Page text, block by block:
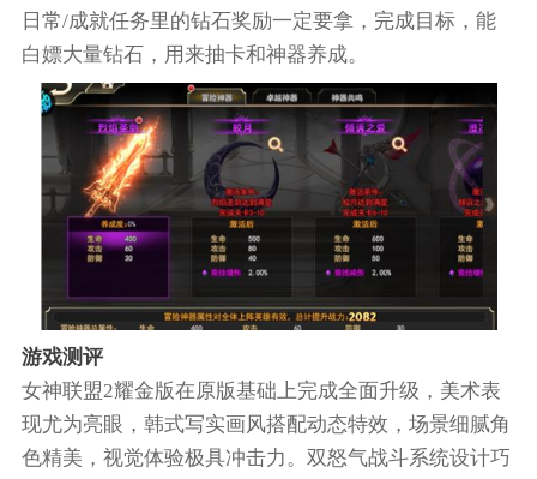
日常/成就任务里的钻石奖励一定要拿，完成目标，能
白嫖大量钻石，用来抽卡和神器养成。
游戏测评
女神联盟2耀金版在原版基础上完成全面升级，美术表
现尤为亮眼，韩式写实画风搭配动态特效，场景细腻角
色精美，视觉体验极具冲击力。双怒气战斗系统设计巧